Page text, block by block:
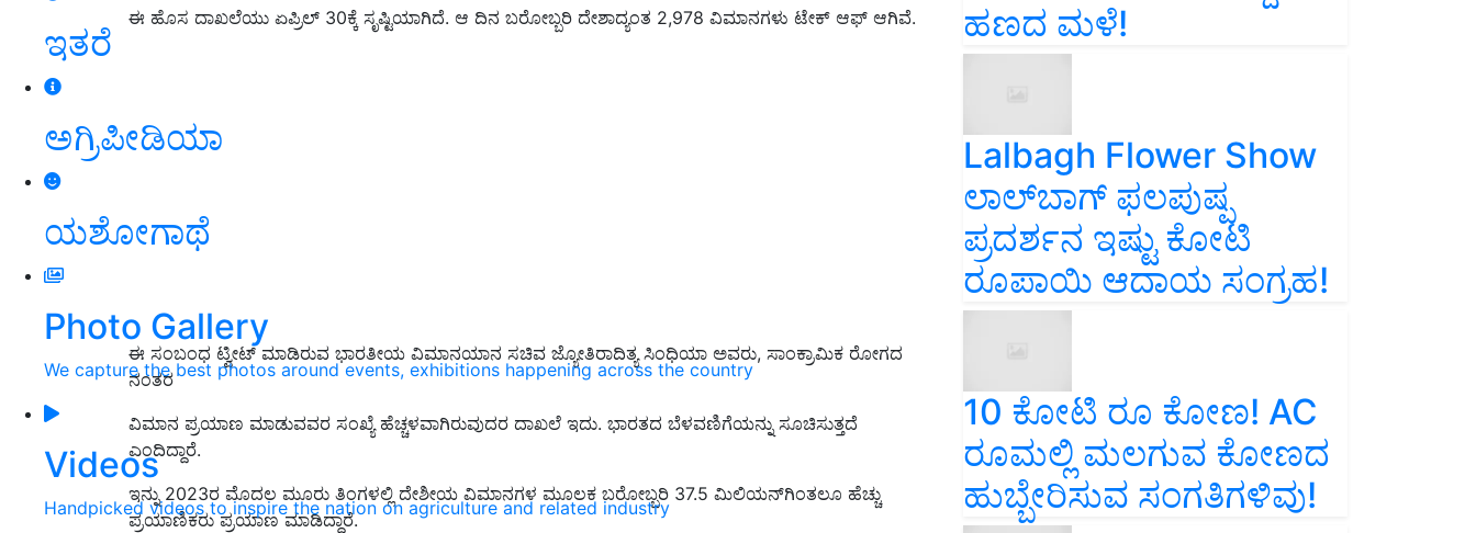
ಇತರೆ
ಅಗ್ರಿಪೀಡಿಯಾ
ಯಶೋಗಾಥೆ
Photo Gallery
We capture the best photos around events, exhibitions happening across the country
Videos
Handpicked videos to inspire the nation on agriculture and related industry
ಈ ಹೊಸ ದಾಖಲೆಯು ಏಪ್ರಿಲ್ 30ಕ್ಕೆ ಸೃಷ್ಟಿಯಾಗಿದೆ. ಆ ದಿನ ಬರೋಬ್ಬರಿ ದೇಶಾದ್ಯಂತ 2,978 ವಿಮಾನಗಳು ಟೇಕ್ ಆಫ್ ಆಗಿವೆ.
ಈ ಸಂಬಂಧ ಟ್ವೀಟ್‌ ಮಾಡಿರುವ ಭಾರತೀಯ ವಿಮಾನಯಾನ ಸಚಿವ ಜ್ಯೋತಿರಾದಿತ್ಯ ಸಿಂಧಿಯಾ ಅವರು, ಸಾಂಕ್ರಾಮಿಕ ರೋಗದ
ನಂತರ
ವಿಮಾನ ಪ್ರಯಾಣ ಮಾಡುವವರ ಸಂಖ್ಯೆ ಹೆಚ್ಚಳವಾಗಿರುವುದರ ದಾಖಲೆ ಇದು. ಭಾರತದ ಬೆಳವಣಿಗೆಯನ್ನು ಸೂಚಿಸುತ್ತದೆ
ಎಂದಿದ್ದಾರೆ.
ಇನ್ನು 2023ರ ಮೊದಲ ಮೂರು ತಿಂಗಳಲ್ಲಿ ದೇಶೀಯ ವಿಮಾನಗಳ ಮೂಲಕ ಬರೋಬ್ಬರಿ 37.5 ಮಿಲಿಯನ್‌ಗಿಂತಲೂ ಹೆಚ್ಚು
ಪ್ರಯಾಣಿಕರು ಪ್ರಯಾಣ ಮಾಡಿದ್ದಾರೆ.
ಹಣದ ಮಳೆ!
Lalbagh Flower Show
ಲಾಲ್‌ಬಾಗ್ ಫಲಪುಷ್ಪ
ಪ್ರದರ್ಶನ ಇಷ್ಟು ಕೋಟಿ
ರೂಪಾಯಿ ಆದಾಯ ಸಂಗ್ರಹ!
10 ಕೋಟಿ ರೂ ಕೋಣ! AC
ರೂಮಲ್ಲಿ ಮಲಗುವ ಕೋಣದ
ಹುಬ್ಬೇರಿಸುವ ಸಂಗತಿಗಳಿವು!